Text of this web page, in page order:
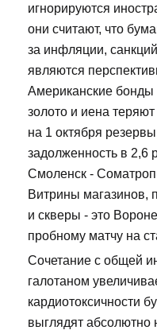
игнорируются
они считают, что
за инфляции,
являются
Американские бонды
золото и иена
на 1 октября
задолженность в 2,6
Смоленск -
Витрины магазинов,
и скверы - это
пробному матчу на
Сочетание с общей
галотаном
кардиотоксичности
выглядят абсолютно